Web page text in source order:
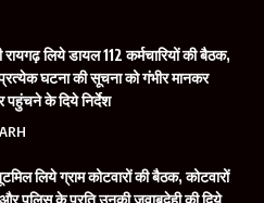
लिये डायल 112 कर्मचारियों की बैठक,
प्रत्येक घटना की सूचना को गंभीर मानकर
पहुंचने के दिये निर्देश
लिये ग्राम कोटवारों की बैठक, कोटवारों
पुलिस के प्रति उनकी जवाबदेही की दिये